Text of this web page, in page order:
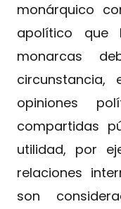
monárquico
apolítico que
monarcas
opiniones
compartidas
utilidad, por
relaciones
son